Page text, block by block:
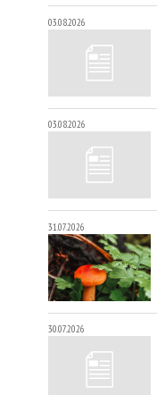
03.08.2026
03.08.2026
31.07.2026
30.07.2026